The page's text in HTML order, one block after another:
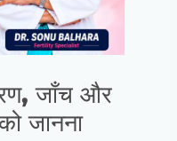
जाँच और
जानना